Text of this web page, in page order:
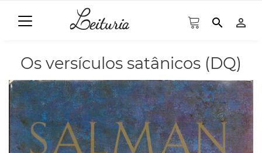
search person_outline
Os versículos satânicos (DQ)